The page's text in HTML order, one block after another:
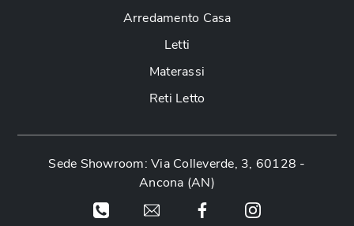
Arredamento Casa
Letti
Materassi
Reti Letto
Sede Showroom: Via Colleverde, 3, 60128 -
Ancona (AN)